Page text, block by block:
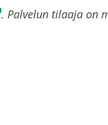
. Palvelun tilaaja on